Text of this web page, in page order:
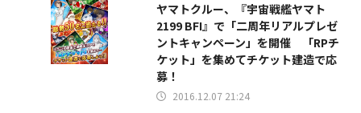
ヤマトクルー、『宇宙戦艦ヤマト
2199 BFI』で「二周年リアルプレゼ
ントキャンペーン」を開催 「RPチ
ケット」を集めてチケット建造で応
募！
2016.12.07 21:24